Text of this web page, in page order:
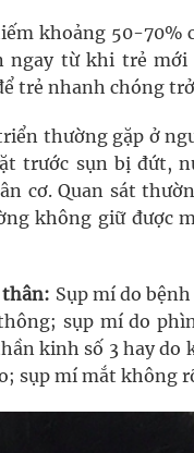
khoảng 50-70%
từ khi trẻ mới
trẻ nhanh chóng
thường gặp ở
trước sụn bị đứt,
cơ. Quan sát
không giữ được
thân: Sụp mí do
sụp mí do
kinh số 3 hay do
sụp mí mắt không